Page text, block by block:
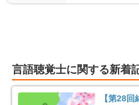
車通勤可 9
リハスタッフ複数在籍
言語聴覚士に関する新着
【第28